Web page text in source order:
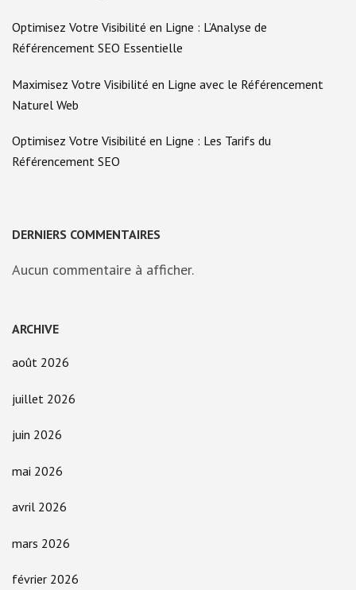
Optimisez Votre Visibilité en Ligne : L’Analyse de
Référencement SEO Essentielle
Maximisez Votre Visibilité en Ligne avec le Référencement
Naturel Web
Optimisez Votre Visibilité en Ligne : Les Tarifs du
Référencement SEO
DERNIERS COMMENTAIRES
Aucun commentaire à afficher.
ARCHIVE
août 2026
juillet 2026
juin 2026
mai 2026
avril 2026
mars 2026
février 2026